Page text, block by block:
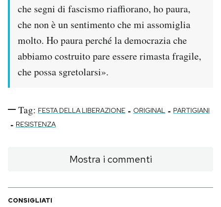
che segni di fascismo riaffiorano, ho paura,
che non è un sentimento che mi assomiglia
molto. Ho paura perché la democrazia che
abbiamo costruito pare essere rimasta fragile,
che possa sgretolarsi».
Tag: FESTA DELLA LIBERAZIONE - ORIGINAL - PARTIGIANI
- RESISTENZA
Mostra i commenti
CONSIGLIATI